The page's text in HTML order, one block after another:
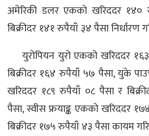
अमेरिकी डलर एकको खरिददर
बिक्रीदर १४१ रुपैयाँ ३४ पैसा निर्धारण
युरोपियन युरो एकको खरिददर
बिक्रीदर १६४ रुपैयाँ ५७ पैसा, युके
खरिददर १८९ रुपैयाँ ०८ पैसा र
पैसा, स्वीस फ्रयाङ्क एकको खरिददर
बिक्रीदर १७५ रुपैयाँ ४३ पैसा कायम